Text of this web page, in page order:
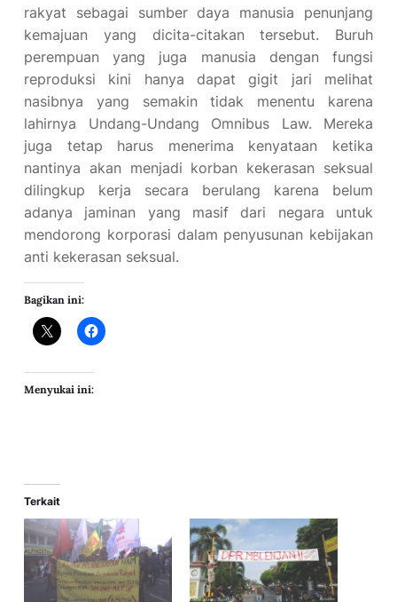
rakyat sebagai sumber daya manusia penunjang
kemajuan yang dicita-citakan tersebut. Buruh
perempuan yang juga manusia dengan fungsi
reproduksi kini hanya dapat gigit jari melihat
nasibnya yang semakin tidak menentu karena
lahirnya Undang-Undang Omnibus Law. Mereka
juga tetap harus menerima kenyataan ketika
nantinya akan menjadi korban kekerasan seksual
dilingkup kerja secara berulang karena belum
adanya jaminan yang masif dari negara untuk
mendorong korporasi dalam penyusunan kebijakan
anti kekerasan seksual.
Bagikan ini:
Menyukai ini:
Terkait